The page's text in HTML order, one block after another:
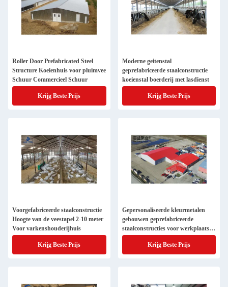
Roller Door Prefabricated Steel
Structure Koeienhuis voor pluimvee
Schuur Commercieel Schuur
Krijg Beste Prijs
Moderne geitenstal
geprefabriceerde staalconstructie
koeienstal boerderij met lasdienst
Krijg Beste Prijs
Voorgefabriceerde staalconstructie
Hoogte van de veestapel 2-10 meter
Voor varkenshouderijhuis
Krijg Beste Prijs
Gepersonaliseerde kleurmetalen
gebouwen geprefabriceerde
staalconstructies voor werkplaatsen
en magazijnen
Krijg Beste Prijs